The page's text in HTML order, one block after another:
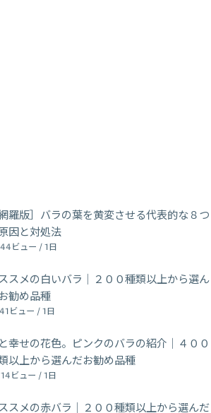
網羅版］バラの葉を黄変させる代表的な８つ
因と対処法
ビュー / 1日
スメの白いバラ｜２００種類以上から選ん
勧め品種
ビュー / 1日
幸せの花色。ピンクのバラの紹介｜４００
以上から選んだお勧め品種
ビュー / 1日
スメの赤バラ｜２００種類以上から選んだ